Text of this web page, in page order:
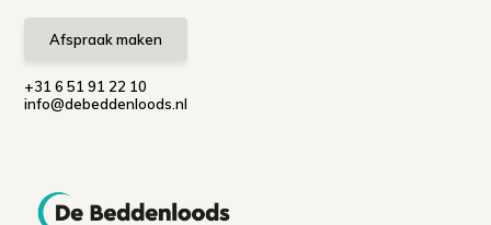
Afspraak maken
+31 6 51 91 22 10
info@debeddenloods.nl